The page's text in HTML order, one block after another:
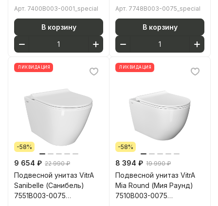
антибактериальное
(Хайджн)
Арт. 7400B003-0001_special
В корзину
ex (Рим-экс) белый
антибактериальное
покрытие Hygiene
(Хайджн)
Арт. 7748B003-0075_special
В корзину
ЛИКВИДАЦИЯ
-58%
9 654 ₽ 22 990 ₽
Подвесной унитаз VitrA
Sanibelle (Санибель)
7551B003-0075
ЛИКВИДАЦИЯ
-58%
8 394 ₽ 19 990 ₽
Подвесной унитаз VitrA
Mia Round (Мия Раунд)
7510B003-0075